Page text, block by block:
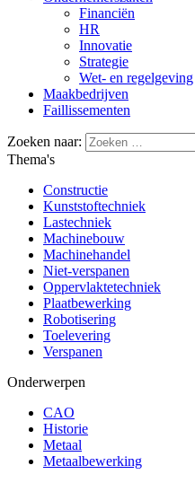
Financiën
HR
Innovatie
Strategie
Wet- en regelgeving
Maakbedrijven
Faillissementen
Zoeken naar:
Thema's
Constructie
Kunststoftechniek
Lastechniek
Machinebouw
Machinehandel
Niet-verspanen
Oppervlaktetechniek
Plaatbewerking
Robotisering
Toelevering
Verspanen
Onderwerpen
CAO
Historie
Metaal
Metaalbewerking